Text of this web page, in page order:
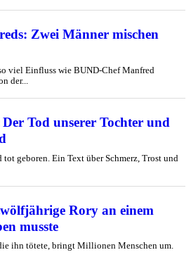
Zwei Männer mischen
viel Einfluss wie BUND-Chef Manfred
der...
Tod unserer Tochter und
tot geboren. Ein Text über Schmerz, Trost und
Rory an einem
musste
ihn tötete, bringt Millionen Menschen um.